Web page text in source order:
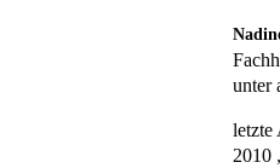
unter
letzte
2010